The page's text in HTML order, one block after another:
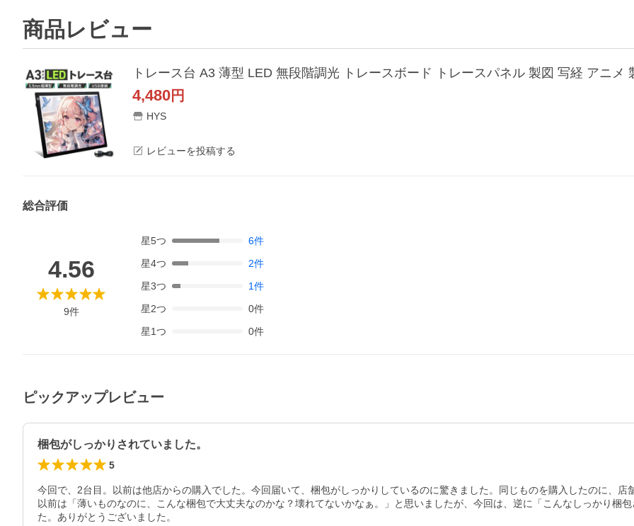
商品レビュー
トレース台 A3 薄型 LED 無段階調光 トレースボード トレースパネル 製図 写経 アニメ
4,480円
HYS
レビューを投稿する
総合評価
4.56
9件
星5つ 6件
星4つ 2件
星3つ 1件
星2つ 0件
星1つ 0件
ピックアップレビュー
梱包がしっかりされていました。
5
今回で、2台目。以前は他店からの購入でした。今回届いて、梱包がしっかりしているのに驚きました。同じものを購入したのに、店
以前は「薄いものなのに、こんな梱包で大丈夫なのかな？壊れてないかなぁ。」と思いましたが、今回は、逆に「こんなしっかり梱
た。ありがとうございました。